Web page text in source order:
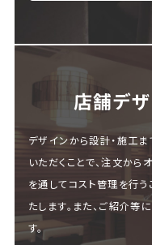
店舗デザ
デザインから設計・施工
いただくことで、注文から
を通してコスト管理を行
たします。また、ご紹介等
す。